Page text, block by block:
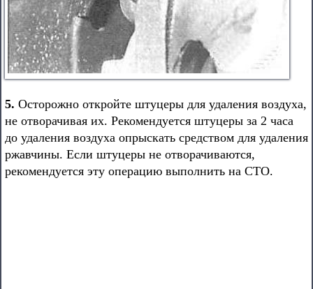
5. Осторожно откройте штуцеры для удаления воздуха,
не отворачивая их. Рекомендуется штуцеры за 2 часа
до удаления воздуха опрыскать средством для удаления
ржавчины. Если штуцеры не отворачиваются,
рекомендуется эту операцию выполнить на СТО.